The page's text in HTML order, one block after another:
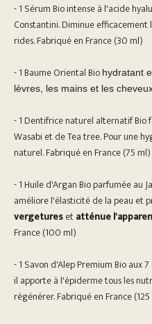
- 1 Sérum Bio intense à l'acide
Constantini. Diminue
rides. Fabriqué en France (30 ml)
- 1 Baume Oriental Bio hydratant
lèvres, les mains et les
- 1 Dentifrice naturel alternatif Bio
Wasabi et de Tea tree. Pour une
naturel. Fabriqué en France (75 ml)
- 1 Huile d'Argan Bio parfumée au
améliore l'élasticité de la peau et
vergeturesetatténue
France(100 ml)
- 1 Savon d'Alep Premium Bio aux
il apporte à l'épiderme tous les
régénérer. Fabriqué en France